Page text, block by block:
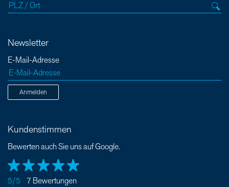
Newsletter
E-Mail-Adresse
Anmelden
Kundenstimmen
Bewerten auch Sie uns auf Google.
5/5 7 Bewertungen